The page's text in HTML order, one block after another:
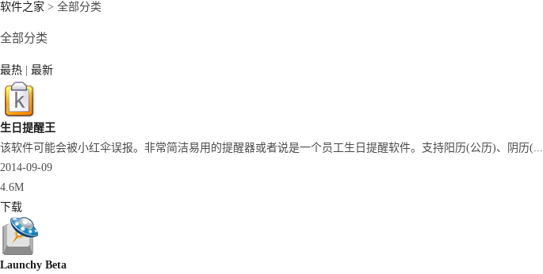
软件之家 > 全部分类
全部分类
最热 最新
生日提醒王
该软件可能会被小红伞误报。非常简洁易用的提醒器或者说是一个员工生日提醒软件。支持阳历(公历)、阴历(...
2014-09-09
4.6M
下载
Launchy Beta